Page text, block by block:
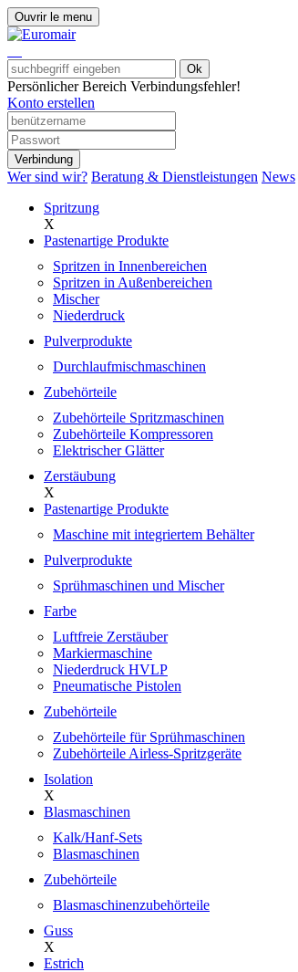
Ouvrir le menu
Ok
Persönlicher Bereich Verbindungsfehler!
Konto erstellen
Verbindung
Wer sind wir? Beratung & Dienstleistungen News
Spritzung
X
Pastenartige Produkte
Spritzen in Innenbereichen
Spritzen in Außenbereichen
Mischer
Niederdruck
Pulverprodukte
Durchlaufmischmaschinen
Zubehörteile
Zubehörteile Spritzmaschinen
Zubehörteile Kompressoren
Elektrischer Glätter
Zerstäubung
X
Pastenartige Produkte
Maschine mit integriertem Behälter
Pulverprodukte
Sprühmaschinen und Mischer
Farbe
Luftfreie Zerstäuber
Markiermaschine
Niederdruck HVLP
Pneumatische Pistolen
Zubehörteile
Zubehörteile für Sprühmaschinen
Zubehörteile Airless-Spritzgeräte
Isolation
X
Blasmaschinen
Kalk/Hanf-Sets
Blasmaschinen
Zubehörteile
Blasmaschinenzubehörteile
Guss
X
Estrich